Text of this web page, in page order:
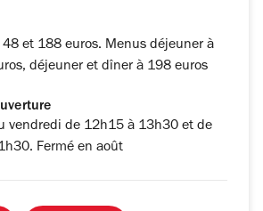
48 et 188 euros. Menus déjeuner à
déjeuner et dîner à 198 euros
vendredi de 12h15 à 13h30 et de
Fermé en août